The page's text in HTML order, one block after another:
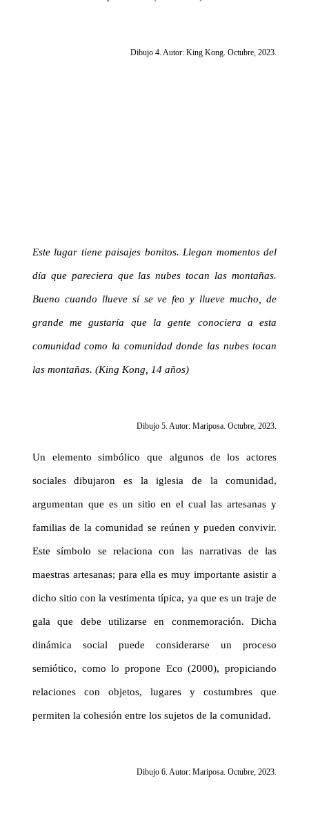
Dibujo 4. Autor: King Kong. Octubre, 2023.
Este lugar tiene paisajes bonitos. Llegan momentos del
día que pareciera que las nubes tocan las montañas.
Bueno cuando llueve sí se ve feo y llueve mucho, de
grande me gustaría que la gente conociera a esta
comunidad como la comunidad donde las nubes tocan
las montañas. (King Kong, 14 años)
Dibujo 5. Autor: Mariposa. Octubre, 2023.
Un elemento simbólico que algunos de los actores
sociales dibujaron es la iglesia de la comunidad,
argumentan que es un sitio en el cual las artesanas y
familias de la comunidad se reúnen y pueden convivir.
Este símbolo se relaciona con las narrativas de las
maestras artesanas; para ella es muy importante asistir a
dicho sitio con la vestimenta típica, ya que es un traje de
gala que debe utilizarse en conmemoración. Dicha
dinámica social puede considerarse un proceso
semiótico, como lo propone Eco (2000), propiciando
relaciones con objetos, lugares y costumbres que
permiten la cohesión entre los sujetos de la comunidad.
Dibujo 6. Autor: Mariposa. Octubre, 2023.